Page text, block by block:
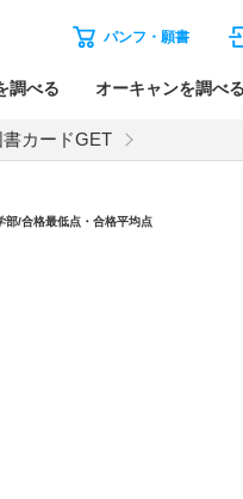
パンフ・願書
調べる オーキャンを調べる
書カードGET
部/合格最低点・合格平均点